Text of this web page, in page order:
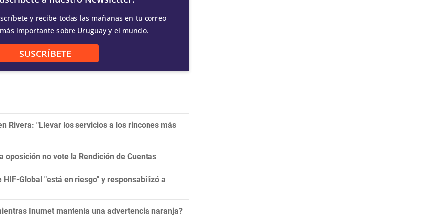
y recibe todas las mañanas en tu correo
importante sobre Uruguay y el mundo.
SUSCRÍBETE
Rivera: "Llevar los servicios a los rincones más
oposición no vote la Rendición de Cuentas
Global "está en riesgo" y responsabilizó a
Inumet mantenía una advertencia naranja?